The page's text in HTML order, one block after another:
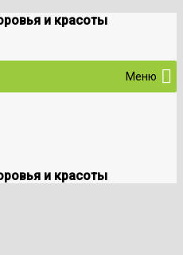
и красоты
Меню
и красоты